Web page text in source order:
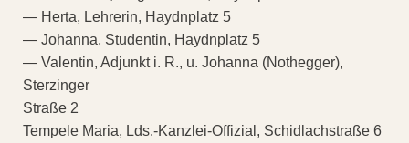
— Herta, Lehrerin, Haydnplatz 5
— Johanna, Studentin, Haydnplatz 5
— Valentin, Adjunkt i. R., u. Johanna (Nothegger),
Sterzinger
Straße 2
Tempele Maria, Lds.-Kanzlei-Offizial, Schidlachstraße 6